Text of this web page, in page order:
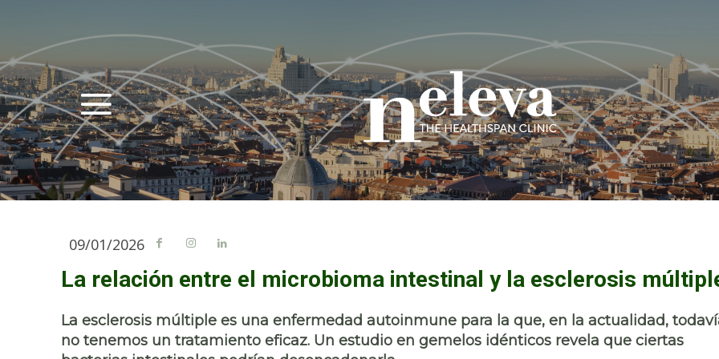
09/01/2026
La relación entre el microbioma intestinal y la esclerosis
La esclerosis múltiple es una enfermedad autoinmune para la que, en la actualidad,
no tenemos un tratamiento eficaz. Un estudio en gemelos idénticos revela que ciertas